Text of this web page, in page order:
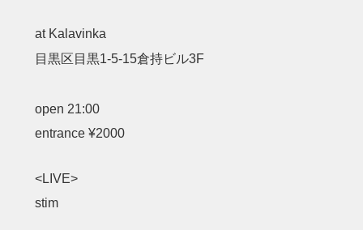
at Kalavinka
目黒区目黒1-5-15倉持ビル3F
open 21:00
entrance ¥2000
<LIVE>
stim